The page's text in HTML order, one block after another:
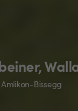
Amlikon-Bissegg